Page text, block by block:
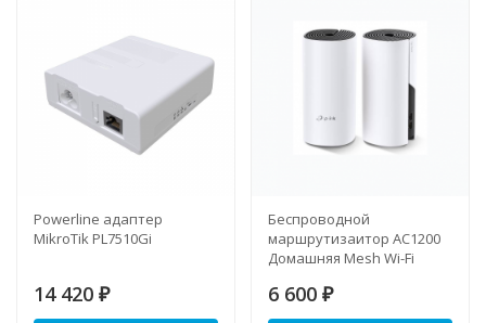
Powerline адаптер
MikroTik PL7510Gi
14 420 ₽
Беспроводной
маршрутизаитор AC1200
Домашняя Mesh Wi-Fi
6 600 ₽